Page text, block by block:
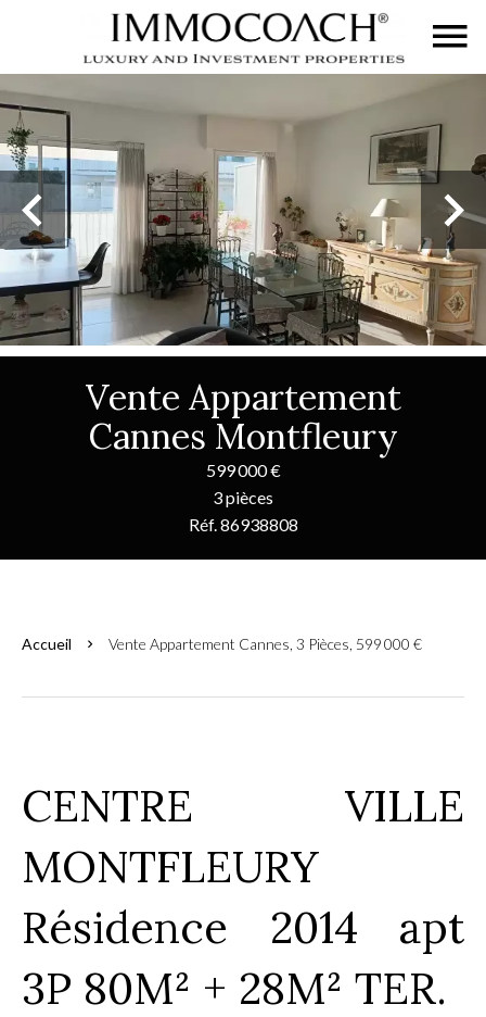
Vente Appartement
Cannes Montfleury
599 000 €
3 pièces
Réf. 86938808
Accueil Vente Appartement Cannes, 3 Pièces, 599 000 €
CENTRE VILLE
MONTFLEURY
Résidence 2014 apt
3P 80M² + 28M² TER.